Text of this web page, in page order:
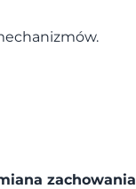
zachowania